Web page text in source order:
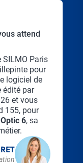
attend
SILMO Paris
pour
logiciel de
édité par
et vous
155, pour
6, sa